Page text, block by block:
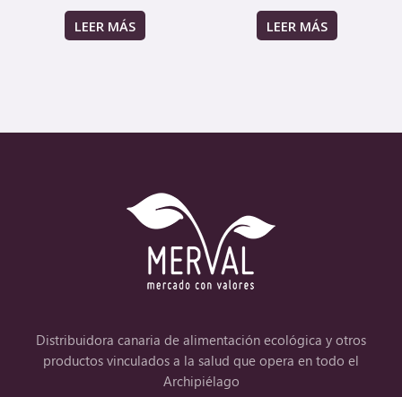
LEER MÁS LEER MÁS
Distribuidora canaria de alimentación ecológica y otros
productos vinculados a la salud que opera en todo el
Archipiélago